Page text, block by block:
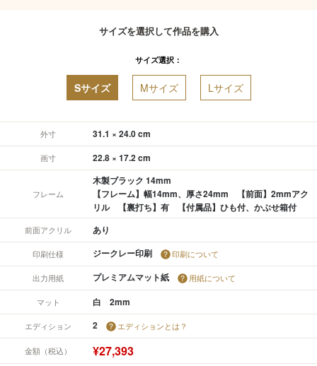
サイズを選択して作品を購入
サイズ選択：
Sサイズ Mサイズ Lサイズ
外寸 31.1 × 24.0 cm
画寸 22.8 × 17.2 cm
フレーム
木製ブラック 14mm
【フレーム】幅14mm、厚さ24mm 【前面】2mmアク
リル 【裏打ち】有 【付属品】ひも付、かぶせ箱付
前面アクリル あり
印刷仕様 ジークレー印刷 印刷について
出力用紙 プレミアムマット紙 用紙について
マット 白 2mm
エディション 2 エディションとは？
金額（税込） ¥27,393